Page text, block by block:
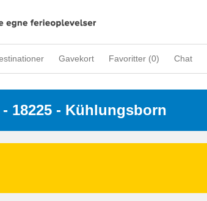
Gavekort Favoritter (0) Chat
- 18225 - Kühlungsborn